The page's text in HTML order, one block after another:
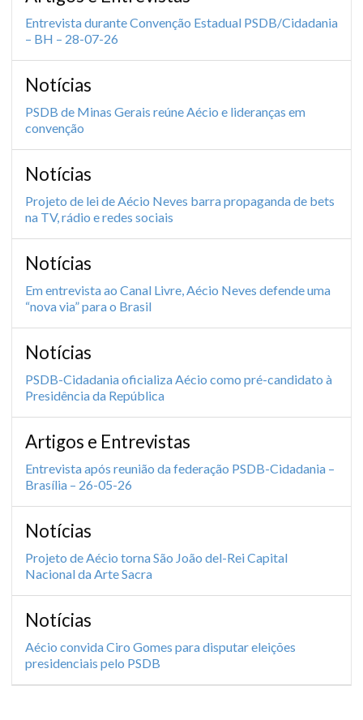
Entrevista durante Convenção Estadual PSDB/Cidadania
– BH – 28-07-26
Notícias
PSDB de Minas Gerais reúne Aécio e lideranças em
convenção
Notícias
Projeto de lei de Aécio Neves barra propaganda de bets
na TV, rádio e redes sociais
Notícias
Em entrevista ao Canal Livre, Aécio Neves defende uma
“nova via” para o Brasil
Notícias
PSDB-Cidadania oficializa Aécio como pré-candidato à
Presidência da República
Artigos e Entrevistas
Entrevista após reunião da federação PSDB-Cidadania –
Brasília – 26-05-26
Notícias
Projeto de Aécio torna São João del-Rei Capital
Nacional da Arte Sacra
Notícias
Aécio convida Ciro Gomes para disputar eleições
presidenciais pelo PSDB